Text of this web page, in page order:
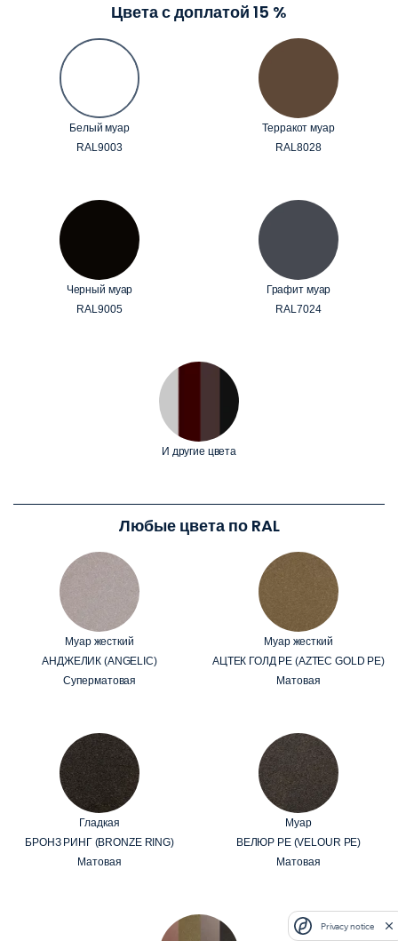
Цвета с доплатой 15 %
Белый муар
RAL9003
Терракот муар
RAL8028
Черный муар
RAL9005
Графит муар
RAL7024
И другие цвета
Любые цвета по RAL
Муар жесткий
АНДЖЕЛИК (ANGELIC)
Суперматовая
Муар жесткий
АЦТЕК ГОЛД PE (AZTEC GOLD PE)
Матовая
Гладкая
БРОНЗ РИНГ (BRONZE RING)
Матовая
Муар
ВЕЛЮР PE (VELOUR PE)
Матовая
Privacy notice